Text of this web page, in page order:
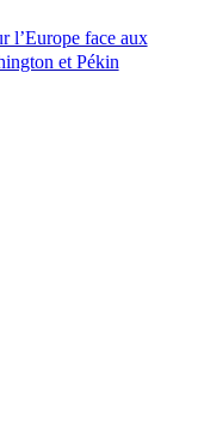
l’Europe face aux
et Pékin